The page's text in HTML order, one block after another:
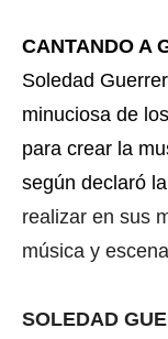
CANTANDO A
Soledad
minuciosa de
para crear la
según declaró
realizar en sus
música y
SOLEDAD